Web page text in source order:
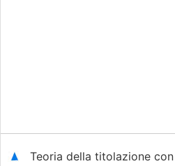
Teoria della titolazione